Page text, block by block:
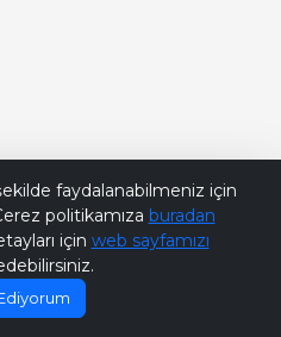
faydalanabilmeniz için
politikamıza buradan
için web sayfamızı
Bana Soru Sor | Ask Me